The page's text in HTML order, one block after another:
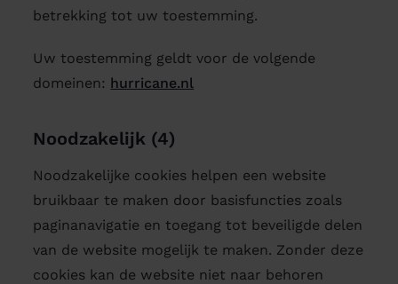
betrekking tot uw toestemming.
Uw toestemming geldt voor de volgende
domeinen: hurricane.nl
Noodzakelijk (4)
Noodzakelijke cookies helpen een website
bruikbaar te maken door basisfuncties zoals
paginanavigatie en toegang tot beveiligde delen
van de website mogelijk te maken. Zonder deze
cookies kan de website niet naar behoren